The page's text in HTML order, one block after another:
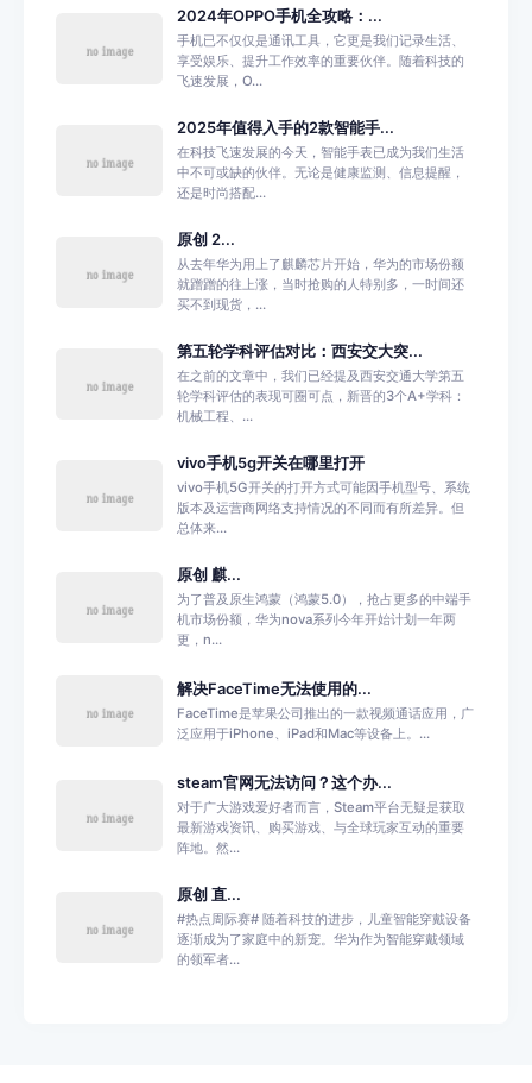
2024年OPPO手机全攻略：...
手机已不仅仅是通讯工具，它更是我们记录生活、
享受娱乐、提升工作效率的重要伙伴。随着科技的
飞速发展，O...
2025年值得入手的2款智能手...
在科技飞速发展的今天，智能手表已成为我们生活
中不可或缺的伙伴。无论是健康监测、信息提醒，
还是时尚搭配...
原创 2...
从去年华为用上了麒麟芯片开始，华为的市场份额
就蹭蹭的往上涨，当时抢购的人特别多，一时间还
买不到现货，...
第五轮学科评估对比：西安交大突...
在之前的文章中，我们已经提及西安交通大学第五
轮学科评估的表现可圈可点，新晋的3个A+学科：
机械工程、...
vivo手机5g开关在哪里打开
vivo手机5G开关的打开方式可能因手机型号、系统
版本及运营商网络支持情况的不同而有所差异。但
总体来...
原创 麒...
为了普及原生鸿蒙（鸿蒙5.0），抢占更多的中端手
机市场份额，华为nova系列今年开始计划一年两
更，n...
解决FaceTime无法使用的...
FaceTime是苹果公司推出的一款视频通话应用，广
泛应用于iPhone、iPad和Mac等设备上。...
steam官网无法访问？这个办...
对于广大游戏爱好者而言，Steam平台无疑是获取
最新游戏资讯、购买游戏、与全球玩家互动的重要
阵地。然...
原创 直...
#热点周际赛# 随着科技的进步，儿童智能穿戴设备
逐渐成为了家庭中的新宠。华为作为智能穿戴领域
的领军者...